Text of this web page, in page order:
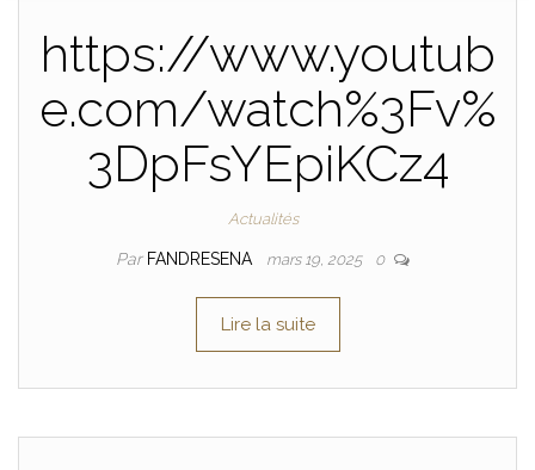
https://www.youtub
e.com/watch%3Fv%
3DpFsYEpiKCz4
Actualités
Par FANDRESENA mars 19, 2025 0
Lire la suite